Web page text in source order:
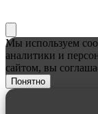
Мы используем
аналитики и
сайтом, вы
Понятно